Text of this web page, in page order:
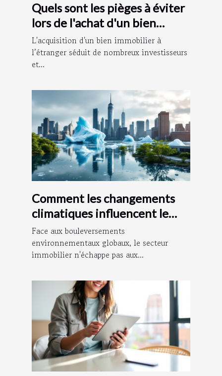
Quels sont les pièges à éviter
lors de l'achat d'un bien
immobilier à l'étranger ?
L'acquisition d'un bien immobilier à
l’étranger séduit de nombreux investisseurs
et...
Comment les changements
climatiques influencent le
marché immobilier ?
Face aux bouleversements
environnementaux globaux, le secteur
immobilier n'échappe pas aux...